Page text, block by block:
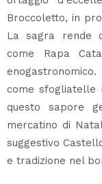
Broccoletto, in
La sagra rende
come Rapa
come sfogliatelle
questo sapore
mercatino di
suggestivo
e tradizione nel